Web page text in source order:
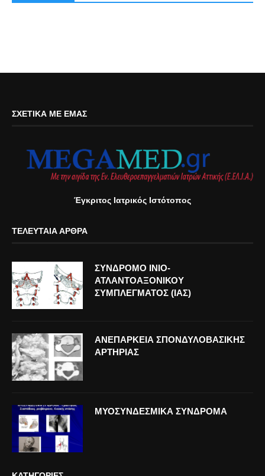
ΣΧΕΤΙΚΆ ΜΕ ΕΜΆΣ
Έγκριτος Ιατρικός Ιστότοπος
ΤΕΛΕΥΤΑΊΑ ΆΡΘΡΑ
ΣΥΝΔΡΟΜΟ ΙΝΙΟ-
ΑΤΛΑΝΤΟΑΞΟΝΙΚΟΥ
ΣΥΜΠΛΕΓΜΑΤΟΣ (ΙΑΣ)
ΑΝΕΠΑΡΚΕΙΑ ΣΠΟΝΔΥΛΟΒΑΣΙΚΗΣ
ΑΡΤΗΡΙΑΣ
ΜΥΟΣΥΝΔΕΣΜΙΚΑ ΣΥΝΔΡΟΜΑ